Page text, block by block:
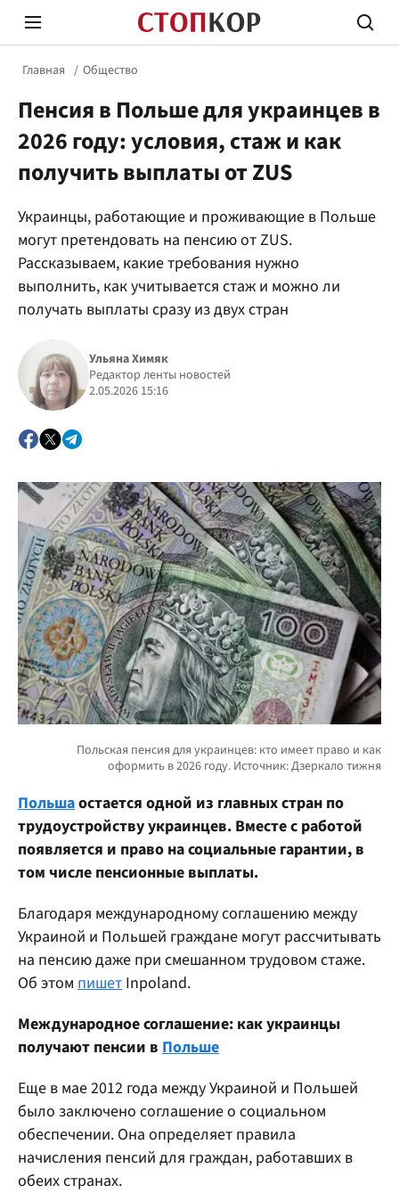
Политика
Главная Общество
Пенсия в Польше для украинцев в
2026 году: условия, стаж и как
получить выплаты от ZUS
Украинцы, работающие и проживающие в Польше
могут претендовать на пенсию от ZUS.
Рассказываем, какие требования нужно
выполнить, как учитывается стаж и можно ли
получать выплаты сразу из двух стран
Ульяна Химяк
Редактор ленты новостей
2.05.2026 15:16
Польшаостается одной из главных стран по
трудоустройству украинцев. Вместе с работой
появляется и право на социальные гарантии, в
том числе пенсионные выплаты.
Благодаря международному соглашению между
Украиной и Польшей граждане могут рассчитывать
на пенсию даже при смешанном трудовом стаже.
Об этом пишет Inpoland.
Международное соглашение: как украинцы
получают пенсии в Польше
Еще в мае 2012 года между Украиной и Польшей
было заключено соглашение о социальном
обеспечении. Она определяет правила
начисления пенсий для граждан, работавших в
обеих странах.